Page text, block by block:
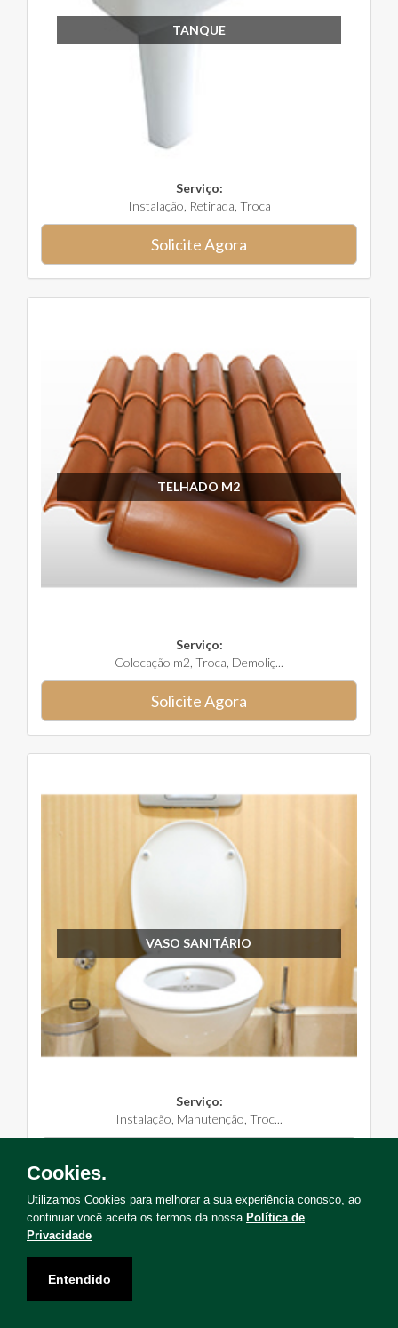
TANQUE
Serviço:
Instalação, Retirada, Troca
Solicite Agora
TELHADO M2
Serviço:
Colocação m2, Troca, Demoliç...
Solicite Agora
VASO SANITÁRIO
Serviço:
Instalação, Manutenção, Troc...
Solicite uma visita para levantamento de serviços!
Cookies.
Utilizamos Cookies para melhorar a sua experiência conosco, ao
continuar você aceita os termos da nossa Política de
Privacidade
Entendido